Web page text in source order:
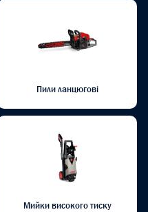
Пили ланцюгові
Мийки високого тиску